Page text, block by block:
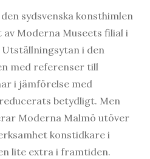
sydsvenska konsthimlen
Moderna Museets filial i
i den
med referenser till
i jämförelse med
betydligt. Men
Moderna Malmö utöver
konstidkare i
lite extra i framtiden.